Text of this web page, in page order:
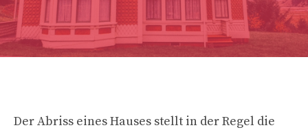
Der Abriss eines Hauses stellt in der Regel die